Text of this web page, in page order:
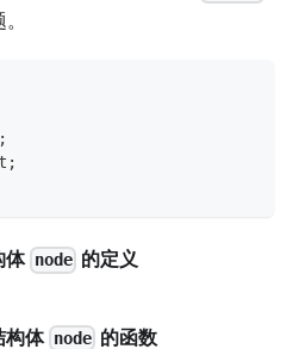
体 node的定义
构体 node的函数